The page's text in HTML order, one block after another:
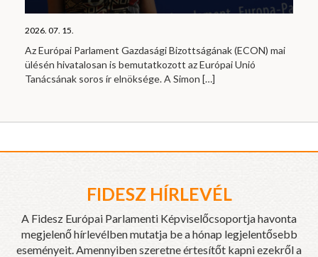
2026. 07. 15.
Az Európai Parlament Gazdasági Bizottságának (ECON) mai
ülésén hivatalosan is bemutatkozott az Európai Unió
Tanácsának soros ír elnöksége. A Simon […]
FIDESZ HÍRLEVÉL
A Fidesz Európai Parlamenti Képviselőcsoportja havonta
megjelenő hírlevélben mutatja be a hónap legjelentősebb
eseményeit. Amennyiben szeretne értesítőt kapni ezekről a